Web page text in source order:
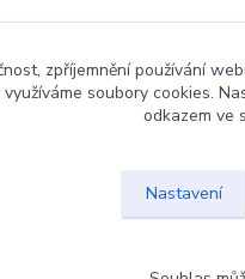
zpříjemnění používání
soubory cookies.
odkazem ve
Nastavení